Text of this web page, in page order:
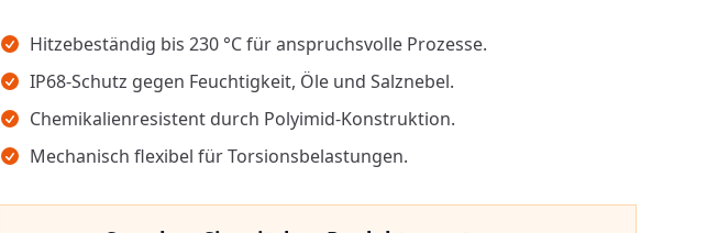
Wichtigste Erkenntnisse
Hitzebeständig bis 230 °C für anspruchsvolle Prozesse.
IP68-Schutz gegen Feuchtigkeit, Öle und Salznebel.
Chemikalienresistent durch Polyimid-Konstruktion.
Mechanisch flexibel für Torsionsbelastungen.